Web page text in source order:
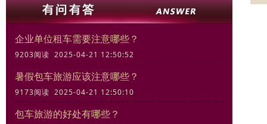
企业单位租车需要注意哪些？
9203阅读 2025-04-21 12:50:52
暑假包车旅游应该注意哪些？
9173阅读 2025-04-21 12:50:10
包车旅游的好处有哪些？